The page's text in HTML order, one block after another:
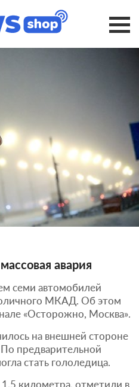
авария
семи автомобилей
МКАД. Об этом
«Осторожно, Москва».
на внешней стороне
предварительной
стать гололедица.
километра, отметили в